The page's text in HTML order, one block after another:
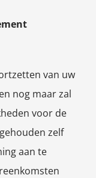
van uw
nog maar zal
voor de
zelf
aan te